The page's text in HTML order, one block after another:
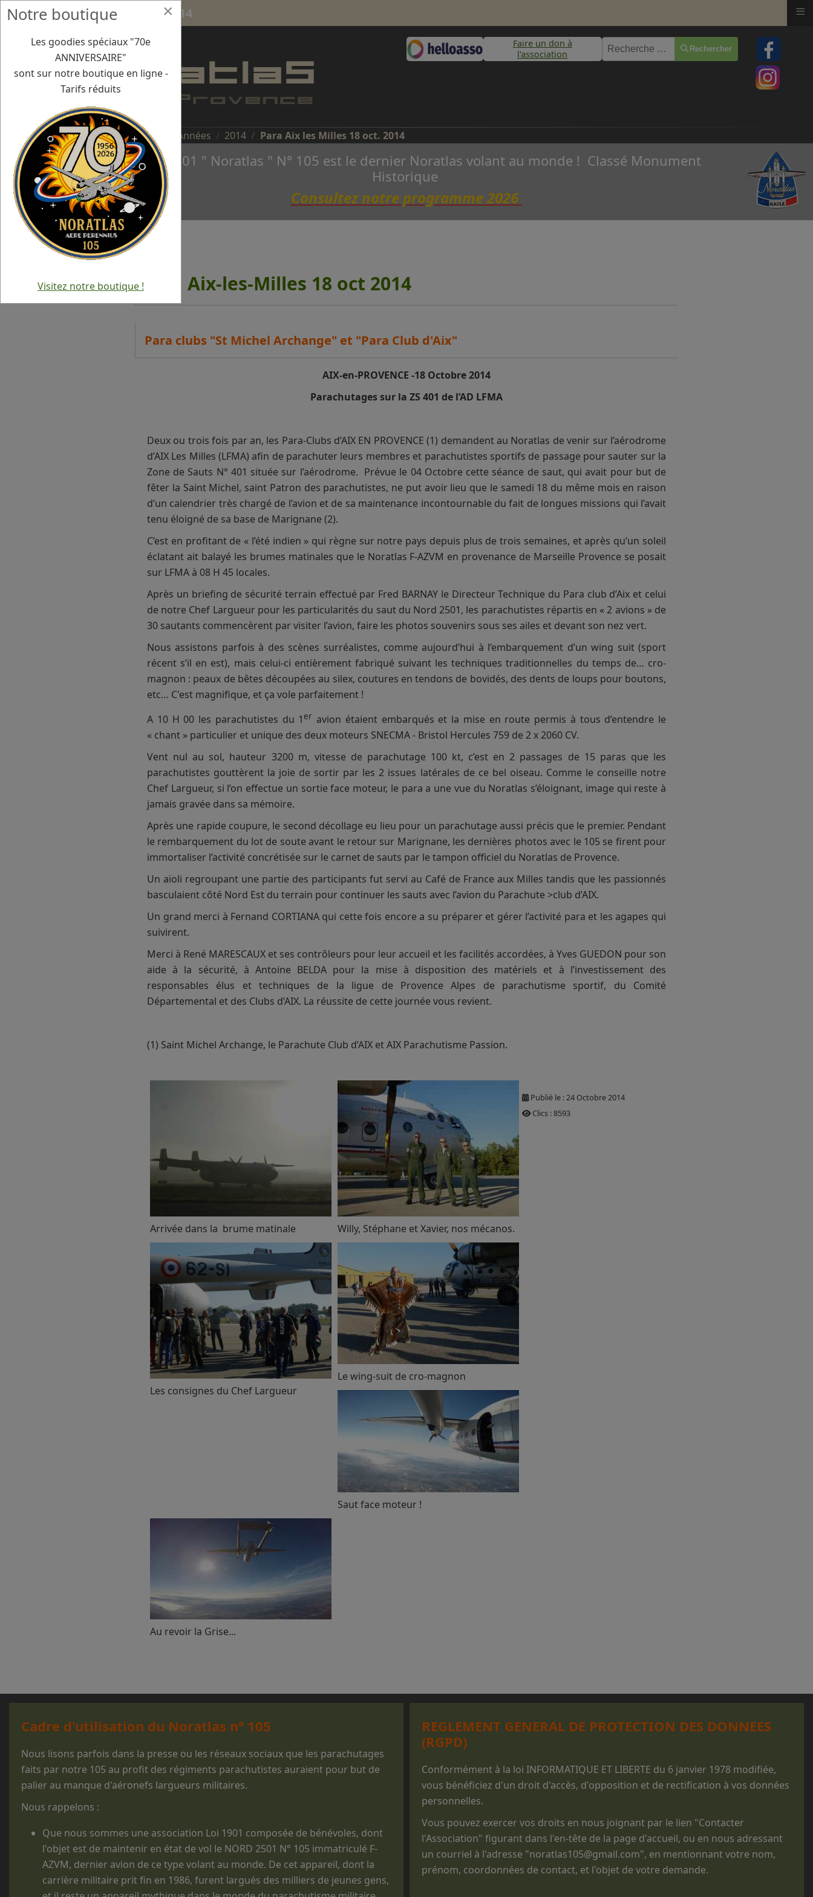
Faire un don à
l'association
Rechercher
Rechercher
Vous êtes ici :Accueil Missions/Années 2014 Para Aix les Milles 18 oct. 2014
Le Nord 2501 " Noratlas " N° 105 est le dernier Noratlas volant au monde ! Classé Monument
Historique
Consultez notre programme 2026
Para Aix-les-Milles 18 oct 2014
Para clubs "St Michel Archange" et "Para Club d'Aix"
AIX-en-PROVENCE -18 Octobre 2014
Parachutages sur la ZS 401 de l’AD LFMA
Deux ou trois fois par an, les Para-Clubs d’AIX EN PROVENCE (1) demandent au Noratlas de venir sur l’aérodrome
d’AIX Les Milles (LFMA) afin de parachuter leurs membres et parachutistes sportifs de passage pour sauter sur la
Zone de Sauts N° 401 située sur l’aérodrome. Prévue le 04 Octobre cette séance de saut, qui avait pour but de
fêter la Saint Michel, saint Patron des parachutistes, ne put avoir lieu que le samedi 18 du même mois en raison
d’un calendrier très chargé de l’avion et de sa maintenance incontournable du fait de longues missions qui l’avait
tenu éloigné de sa base de Marignane (2).
C’est en profitant de « l’été indien » qui règne sur notre pays depuis plus de trois semaines, et après qu’un soleil
éclatant ait balayé les brumes matinales que le Noratlas F-AZVM en provenance de Marseille Provence se posait
sur LFMA à 08 H 45 locales.
Après un briefing de sécurité terrain effectué par Fred BARNAY le Directeur Technique du Para club d’Aix et celui
de notre Chef Largueur pour les particularités du saut du Nord 2501, les parachutistes répartis en « 2 avions » de
30 sautants commencèrent par visiter l’avion, faire les photos souvenirs sous ses ailes et devant son nez vert.
Nous assistons parfois à des scènes surréalistes, comme aujourd’hui à l’embarquement d’un wing suit (sport
récent s’il en est), mais celui-ci entièrement fabriqué suivant les techniques traditionnelles du temps de… cro-
magnon : peaux de bêtes découpées au silex, coutures en tendons de bovidés, des dents de loups pour boutons,
etc… C'est magnifique, et ça vole parfaitement !
A 10 H 00 les parachutistes du 1 er avion étaient embarqués et la mise en route permis à tous d’entendre le
« chant » particulier et unique des deux moteurs SNECMA - Bristol Hercules 759 de 2 x 2060 CV.
Vent nul au sol, hauteur 3200 m, vitesse de parachutage 100 kt, c’est en 2 passages de 15 paras que les
parachutistes gouttèrent la joie de sortir par les 2 issues latérales de ce bel oiseau. Comme le conseille notre
Chef Largueur, si l’on effectue un sortie face moteur, le para a une vue du Noratlas s’éloignant, image qui reste à
jamais gravée dans sa mémoire.
Après une rapide coupure, le second décollage eu lieu pour un parachutage aussi précis que le premier. Pendant
le rembarquement du lot de soute avant le retour sur Marignane, les dernières photos avec le 105 se firent pour
immortaliser l’activité concrétisée sur le carnet de sauts par le tampon officiel du Noratlas de Provence.
Un aïoli regroupant une partie des participants fut servi au Café de France aux Milles tandis que les passionnés
basculaient côté Nord Est du terrain pour continuer les sauts avec l’avion du Parachute >club d’AIX.
Un grand merci à Fernand CORTIANA qui cette fois encore a su préparer et gérer l’activité para et les agapes qui
suivirent.
Merci à René MARESCAUX et ses contrôleurs pour leur accueil et les facilités accordées, à Yves GUEDON pour son
aide à la sécurité, à Antoine BELDA pour la mise à disposition des matériels et à l’investissement des
responsables élus et techniques de la ligue de Provence Alpes de parachutisme sportif, du Comité
Départemental et des Clubs d’AIX. La réussite de cette journée vous revient.
(1) Saint Michel Archange, le Parachute Club d’AIX et AIX Parachutisme Passion.
Arrivée dans la brume matinale Willy, Stéphane et Xavier, nos mécanos.
Les consignes du Chef Largueur
Le wing-suit de cro-magnon
Saut face moteur !
Au revoir la Grise...
Publié le : 24 Octobre 2014
Clics : 8593
Cadre d'utilisation du Noratlas n° 105
Nous lisons parfois dans la presse ou les réseaux sociaux que les parachutages
faits par notre 105 au profit des régiments parachutistes auraient pour but de
palier au manque d'aéronefs largueurs militaires.
Nous rappelons :
Que nous sommes une association Loi 1901 composée de bénévoles, dont
l'objet est de maintenir en état de vol le NORD 2501 N° 105 immatriculé F-
AZVM, dernier avion de ce type volant au monde. De cet appareil, dont la
carrière militaire prit fin en 1986, furent largués des milliers de jeunes gens,
REGLEMENT GENERAL DE PROTECTION DES DONNEES
(RGPD)
Conformément à la loi INFORMATIQUE ET LIBERTE du 6 janvier 1978 modifiée,
vous bénéficiez d'un droit d'accès, d'opposition et de rectification à vos données
personnelles.
Vous pouvez exercer vos droits en nous joignant par le lien "Contacter
l'Association" figurant dans l'en-tête de la page d'accueil, ou en nous adressant
un courriel à l'adresse "noratlas105@gmail.com", en mentionnant votre nom,
prénom, coordonnées de contact, et l'objet de votre demande.
×
Notre boutique
Les goodies spéciaux "70e
ANNIVERSAIRE"
sont sur notre boutique en ligne -
Tarifs réduits
Visitez notre boutique !
Para Aix les Milles 18 oct. 2014 ≡